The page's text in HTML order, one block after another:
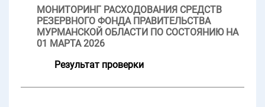
МОНИТОРИНГ РАСХОДОВАНИЯ СРЕДСТВ
РЕЗЕРВНОГО ФОНДА ПРАВИТЕЛЬСТВА
МУРМАНСКОЙ ОБЛАСТИ ПО СОСТОЯНИЮ НА
01 МАРТА 2026
Результат проверки